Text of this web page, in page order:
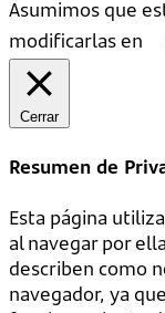
Asumimos que
modificarlas en
Cerrar
Resumen de
Esta página
al navegar por
describen como
navegador, ya